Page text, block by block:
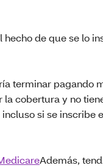
de que se lo
terminar pagando
cobertura y no
si se inscribe
Además,